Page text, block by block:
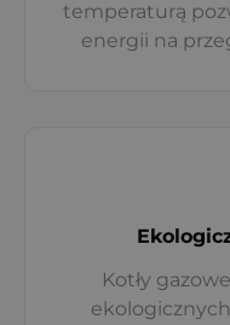
temperaturą
energii na
Kotły